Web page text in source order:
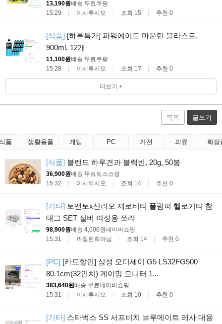
13,190원배송 무료 쿠팡
15:29
이시루시오 조회 15 추천 0
[식품] [하루특가] 파워에이드 마운틴 블라스트,
900ml, 12개
11,100원배송 무료 쿠팡
15:28
이시루시오 조회 17 추천 0
더보기 +
목록 글쓰기
품 생활용품 게임 PC 가전 의류 화장
[식품] 블렌드 하루견과 블랙빈, 20g, 50봉
36,900원배송 무료 토스쇼핑
15:32
이시루시오 조회 14 추천 0
[기타] 토앤토x산리오 제로비티 플럼피 헬로키티 참
태그 SET 실버 여성용 쪼리
98,900원배송 4,000원네이버쇼핑
15:31
까칠한희야님 조회 14 추천 0
[PC] [카드할인] 삼성 오디세이 G5 LS32FG500
80.1cm(32인치) 게이밍 모니터 1...
383,640원배송 무료네이버쇼핑
15:31
이시루시오 조회 10 추천 0
[기타] 스타벅스 SS 서프비치 브루메이트 레사 대용